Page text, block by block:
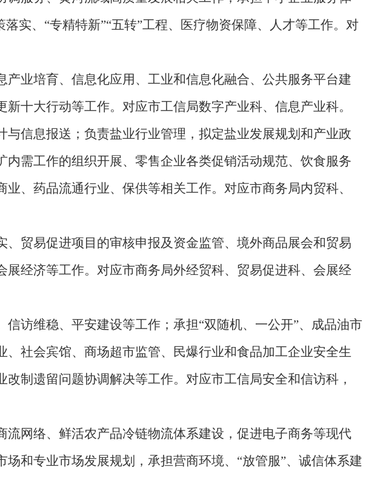
实、“专精特新”“五转”工程、医疗物资保障、人才等工作。对
业培育、信息化应用、工业和信息化融合、公共服务平台建
十大行动等工作。对应市工信局数字产业科、信息产业科。
信息报送；负责盐业行业管理，拟定盐业发展规划和产业政
需工作的组织开展、零售企业各类促销活动规范、饮食服务
、药品流通行业、保供等相关工作。对应市商务局内贸科、
贸易促进项目的审核申报及资金监管、境外商品展会和贸易
经济等工作。对应市商务局外经贸科、贸易促进科、会展经
访维稳、平安建设等工作；承担“双随机、一公开”、成品油市
社会宾馆、商场超市监管、民爆行业和食品加工企业安全生
制遗留问题协调解决等工作。对应市工信局安全和信访科，
网络、鲜活农产品冷链物流体系建设，促进电子商务等现代
和专业市场发展规划，承担营商环境、“放管服”、诚信体系建